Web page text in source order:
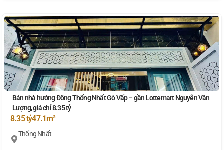
Bán nhà hướng Đông Thống Nhất Gò Vấp – gần Lottemart Nguyễn Văn
Lượng, giá chỉ 8.35 tỷ
8.35 tỷ47.1m²
Thống Nhất